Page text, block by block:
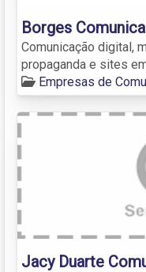
Borges
Comunicação digital,
propaganda e sites
Empresas de
Jacy Duarte